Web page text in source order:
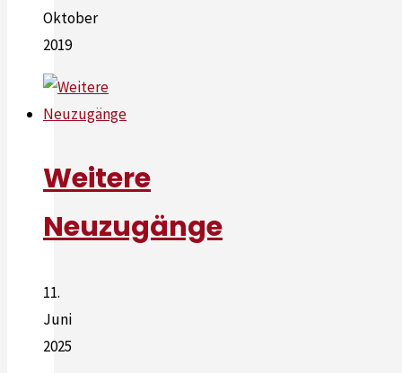
Oktober
2019
Weitere
Neuzugänge
11.
Juni
2025